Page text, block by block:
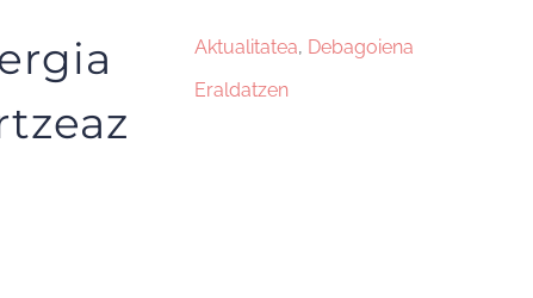
Aktualitatea, Debagoiena
Eraldatzen